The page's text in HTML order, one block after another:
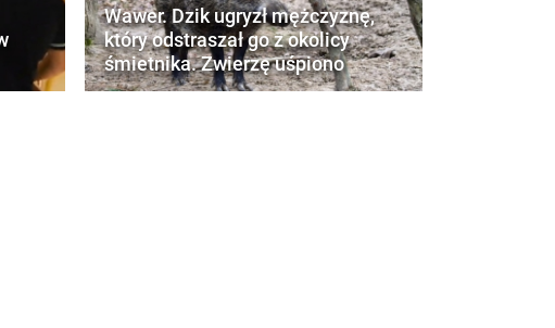
Wawer. Dzik ugryzł mężczyznę,
który odstraszał go z okolicy
śmietnika. Zwierzę uśpiono